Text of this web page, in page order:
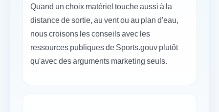
Quand un choix matériel touche aussi à la
distance de sortie, au vent ou au plan d'eau,
nous croisons les conseils avec les
ressources publiques de Sports.gouv plutôt
qu'avec des arguments marketing seuls.